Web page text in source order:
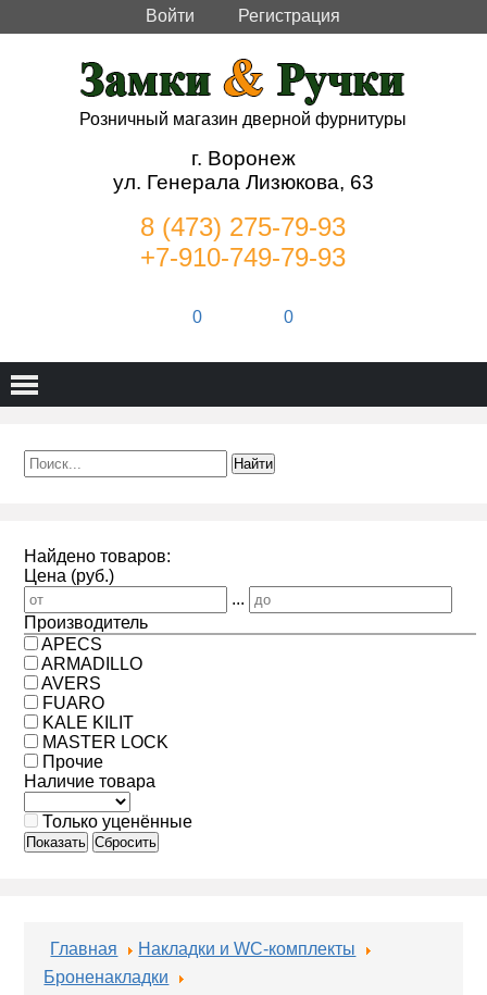
Войти Регистрация
Розничный магазин дверной фурнитуры
г. Воронеж
ул. Генерала Лизюкова, 63
8 (473) 275-79-93
+7-910-749-79-93
0 0
Найдено товаров:
Цена (руб.)
...
Производитель
APECS
ARMADILLO
AVERS
FUARO
KALE KILIT
MASTER LOCK
Прочие
Наличие товара
Только уценённые
Показать Сбросить
Главная
Накладки и WC-комплекты
Броненакладки